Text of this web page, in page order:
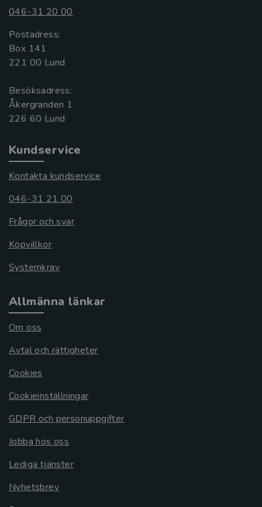
046-31 20 00
Postadress:
Box 141
221 00 Lund
Besöksadress:
Åkergränden 1
Kundservice
Kontakta kundservice
046-31 21 00
Frågor och svar
Köpvillkor
Systemkrav
Allmänna länkar
Om oss
Avtal och rättigheter
Cookies
Cookieinställningar
GDPR och personuppgifter
Jobba hos oss
Lediga tjänster
Nyhetsbrev